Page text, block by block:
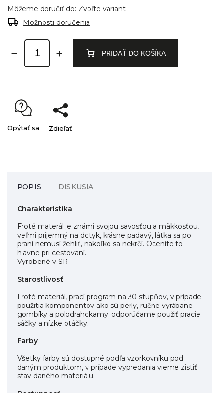
Môžeme doručiť do: Zvoľte variant
Možnosti doručenia
PRIDAŤ DO KOŠÍKA
Opýtať sa Zdieľať
POPIS DISKUSIA
Charakteristika
Froté materál je známi svojou savosťou a mäkkosťou,
veľmi prijemný na dotyk, krásne padavý, látka sa po
praní nemusí žehliť, nakoľko sa nekrčí. Oceníte to
hlavne pri cestovaní.
Vyrobené v SR
Starostlivosť
Froté materiál, prací program na 30 stupňov, v prípade
použitia komponentov ako sú perly, ručne vyrábane
gombíky a polodrahokamy, odporúčame použiť pracie
sáčky a nízke otáčky.
Farby
Všetky farby sú dostupné podľa vzorkovníku pod
daným produktom, v prípade vypredania vieme zistiť
stav daného materiálu.